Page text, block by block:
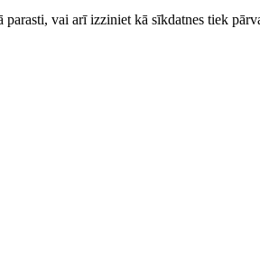
vai arī izziniet kā sīkdatnes tiek